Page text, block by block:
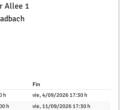
Allee 1
Fin
h
vie, 4/09/2026 17:30 h
h
vie, 11/09/2026 17:30 h